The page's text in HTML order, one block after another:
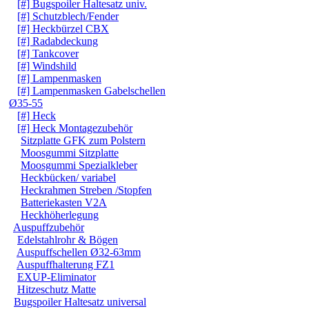
[#] Bugspoiler Haltesatz univ.
[#] Schutzblech/Fender
[#] Heckbürzel CBX
[#] Radabdeckung
[#] Tankcover
[#] Windshild
[#] Lampenmasken
[#] Lampenmasken Gabelschellen
Ø35-55
[#] Heck
[#] Heck Montagezubehör
Sitzplatte GFK zum Polstern
Moosgummi Sitzplatte
Moosgummi Spezialkleber
Heckbücken/ variabel
Heckrahmen Streben /Stopfen
Batteriekasten V2A
Heckhöherlegung
Auspuffzubehör
Edelstahlrohr & Bögen
Auspuffschellen Ø32-63mm
Auspuffhalterung FZ1
EXUP-Eliminator
Hitzeschutz Matte
Bugspoiler Haltesatz universal